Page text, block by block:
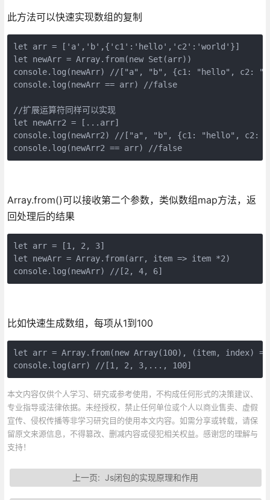
此方法可以快速实现数组的复制
let arr = ['a','b',{'c1':'hello','c2':'world'}]
let newArr = Array.from(new Set(arr))
console.log(newArr) //["a", "b", {c1: "hello", c2:
console.log(newArr == arr) //false
//扩展运算符同样可以实现
let newArr2 = [...arr]
console.log(newArr2) //["a", "b", {c1: "hello", c2:
console.log(newArr2 == arr) //false
Array.from()可以接收第二个参数，类似数组map方法，返
回处理后的结果
let arr = [1, 2, 3]
let newArr = Array.from(arr, item => item *2)
console.log(newArr) //[2, 4, 6]
比如快速生成数组，每项从1到100
let arr = Array.from(new Array(100), (item, index)
console.log(arr) //[1, 2, 3,..., 100]
本文内容仅供个人学习、研究或参考使用，不构成任何形式的决策建议、
专业指导或法律依据。未经授权，禁止任何单位或个人以商业售卖、虚假
宣传、侵权传播等非学习研究目的使用本文内容。如需分享或转载，请保
留原文来源信息，不得篡改、删减内容或侵犯相关权益。感谢您的理解与
支持！
上一页:Js闭包的实现原理和作用